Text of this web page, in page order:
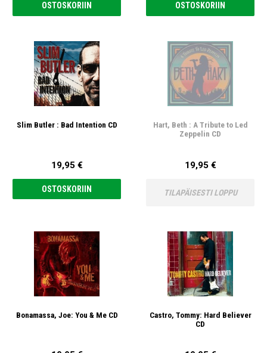
OSTOSKORIIN OSTOSKORIIN
Slim Butler : Bad Intention CD
19,95 €
OSTOSKORIIN
Hart, Beth : A Tribute to Led
Zeppelin CD
19,95 €
TILAPÄISESTI LOPPU
Bonamassa, Joe: You & Me CD
Castro, Tommy: Hard Believer
CD